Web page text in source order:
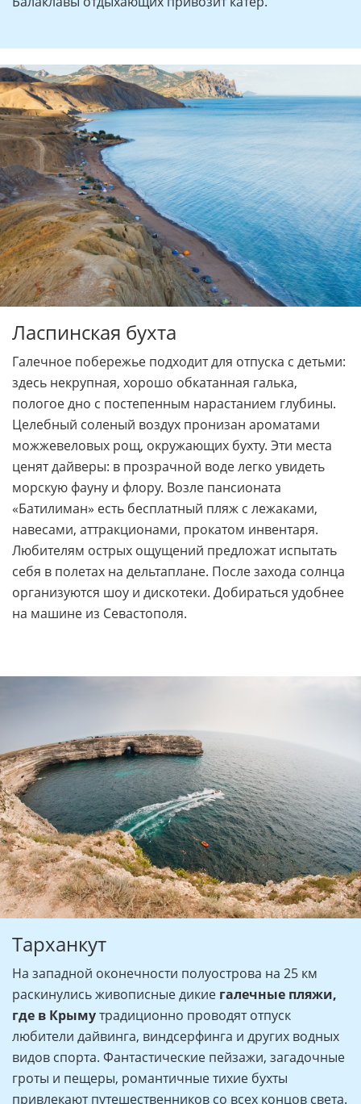
Ласпинская бухта
Галечное побережье подходит для отпуска с детьми:
здесь некрупная, хорошо обкатанная галька,
пологое дно с постепенным нарастанием глубины.
Целебный соленый воздух пронизан ароматами
можжевеловых рощ, окружающих бухту. Эти места
ценят дайверы: в прозрачной воде легко увидеть
морскую фауну и флору. Возле пансионата
«Батилиман» есть бесплатный пляж с лежаками,
навесами, аттракционами, прокатом инвентаря.
Любителям острых ощущений предложат испытать
себя в полетах на дельтаплане. После захода солнца
организуются шоу и дискотеки. Добираться удобнее
на машине из Севастополя.
Тарханкут
На западной оконечности полуострова на 25 км
раскинулись живописные дикие галечные пляжи,
где в Крымутрадиционно проводят отпуск
любители дайвинга, виндсерфинга и других водных
видов спорта. Фантастические пейзажи, загадочные
гроты и пещеры, романтичные тихие бухты
привлекают путешественников со всех концов света.